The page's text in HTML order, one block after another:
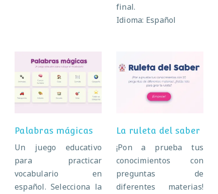
final.
Idioma: Español
Palabras mágicas
Palabras mágicas
Un juego educativo
para practicar
vocabulario en
español. Selecciona la
La ruleta del
saber
La ruleta del saber
¡Pon a prueba tus
conocimientos con
preguntas de
diferentes materias!